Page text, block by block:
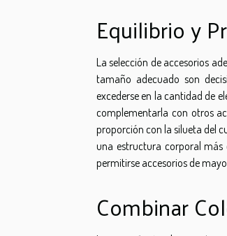
Equilibrio y
La selección de accesorios
tamaño adecuado son
excederse en la cantidad de
complementarla con otros
proporción con la silueta del
una estructura corporal
permitirse accesorios de
Combinar